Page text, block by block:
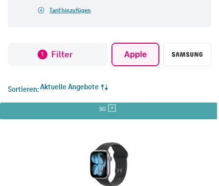
Tarif hinzufügen
1 Filter
Sortieren Aktuelle Angebote
5G